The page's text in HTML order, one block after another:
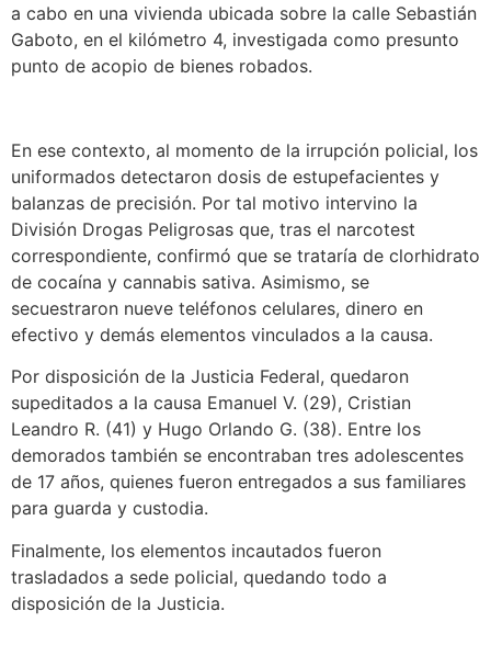
a cabo en una vivienda ubicada sobre la calle Sebastián
Gaboto, en el kilómetro 4, investigada como presunto
punto de acopio de bienes robados.
En ese contexto, al momento de la irrupción policial, los
uniformados detectaron dosis de estupefacientes y
balanzas de precisión. Por tal motivo intervino la
División Drogas Peligrosas que, tras el narcotest
correspondiente, confirmó que se trataría de clorhidrato
de cocaína y cannabis sativa. Asimismo, se
secuestraron nueve teléfonos celulares, dinero en
efectivo y demás elementos vinculados a la causa.
Por disposición de la Justicia Federal, quedaron
supeditados a la causa Emanuel V. (29), Cristian
Leandro R. (41) y Hugo Orlando G. (38). Entre los
demorados también se encontraban tres adolescentes
de 17 años, quienes fueron entregados a sus familiares
para guarda y custodia.
Finalmente, los elementos incautados fueron
trasladados a sede policial, quedando todo a
disposición de la Justicia.